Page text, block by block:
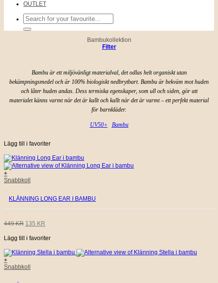
OUTLET
Sök
efter:
Bambukollektion
Filter
Bambu är ett miljövänligt materialval, det odlas helt organiskt utan
bekämpningsmedel och är 100% biologiskt nedbrytbart. Bambu är bekväm mot huden
och låter huden andas. Dess termiska egenskaper, som ull och siden, gör att
materialet känns varmt när det är kallt och kallt när det är varmt – ett perfekt material
för barnkläder.
UV50+ Bambu
Lägg till i favoriter
+
Den
har
flera
De
olika
alternativen
kan
väljas
på
produktsidan
Snabbkoll
KLÄNNING LONG EAR I BAMBU
449KR DET
URSPRUNGLIGA
135 KR
NUVARANDE
Lägg till i favoriter
+
Den
Snabbkoll